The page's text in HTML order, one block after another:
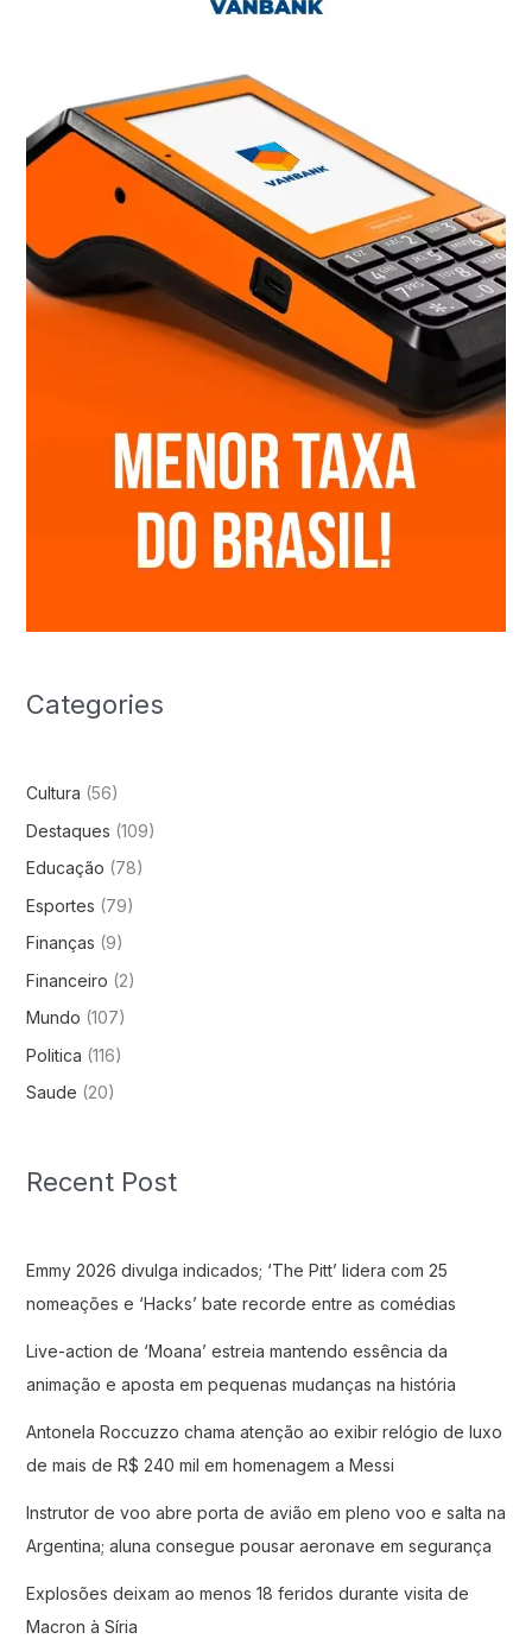
Categories
Cultura (56)
Destaques (109)
Educação (78)
Esportes (79)
Finanças (9)
Financeiro (2)
Mundo (107)
Politica (116)
Saude (20)
Recent Post
Emmy 2026 divulga indicados; ‘The Pitt’ lidera com 25
nomeações e ‘Hacks’ bate recorde entre as comédias
Live-action de ‘Moana’ estreia mantendo essência da
animação e aposta em pequenas mudanças na história
Antonela Roccuzzo chama atenção ao exibir relógio de luxo
de mais de R$ 240 mil em homenagem a Messi
Instrutor de voo abre porta de avião em pleno voo e salta na
Argentina; aluna consegue pousar aeronave em segurança
Explosões deixam ao menos 18 feridos durante visita de
Macron à Síria